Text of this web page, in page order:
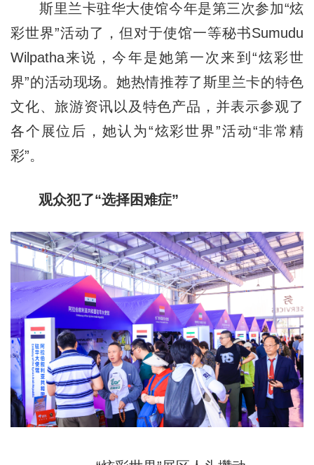
斯里兰卡驻华大使馆今年是第三次参加“炫
彩世界”活动了，但对于使馆一等秘书Sumudu
Wilpatha来说，今年是她第一次来到“炫彩世
界”的活动现场。她热情推荐了斯里兰卡的特色
文化、旅游资讯以及特色产品，并表示参观了
各个展位后，她认为“炫彩世界”活动“非常精
彩”。
观众犯了“选择困难症”